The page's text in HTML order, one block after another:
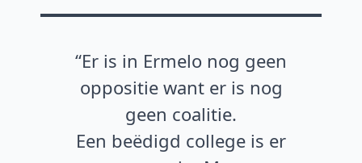
Er is in Ermelo nog geen
oppositie want er is nog
geen coalitie.
Een beëdigd college is er